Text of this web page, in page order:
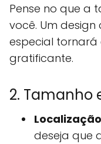
Pense no que a
você. Um
especial tornará
gratificante.
2. Tamanho
Localização
deseja que